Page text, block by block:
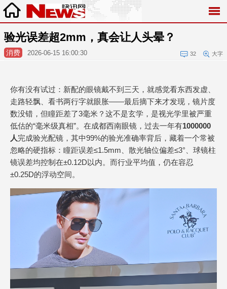
验光误差超2mm，真会让人头晕？
消费 2026-06-15 16:00:30 32 大字
你有没有试过：新配的眼镜戴不到三天，就感觉看东西发虚、
走路轻飘、看书两行字就眼胀——最后摘下来才发现，镜片度
数没错，但瞳距差了3毫米？这不是玄学，是视光学里被严重
低估的“毫米级真相”。在成都西南眼镜，过去一年有1000000
人完成验光配镜，其中99%的验光准确率背后，藏着一个常被
忽略的硬指标：瞳距误差≤1.5mm、散光轴位偏差≤3°、球镜柱
镜误差均控制在±0.12D以内。而行业平均值，仍在容忍
±0.25D的浮动空间。